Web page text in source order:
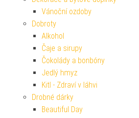
Vánoční ozdoby
Dobroty
Alkohol
Čaje a sirupy
Čokolády a bonbóny
Jedlý hmyz
Kitl - Zdraví v láhvi
Drobné dárky
Beautiful Day